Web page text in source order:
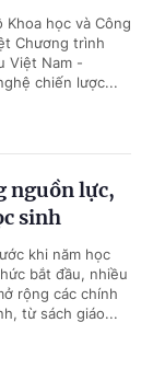
Khoa học và Công
Chương trình
Việt Nam -
chiến lược...
nguồn lực,
sinh
khi năm học
bắt đầu, nhiều
rộng các chính
từ sách giáo...